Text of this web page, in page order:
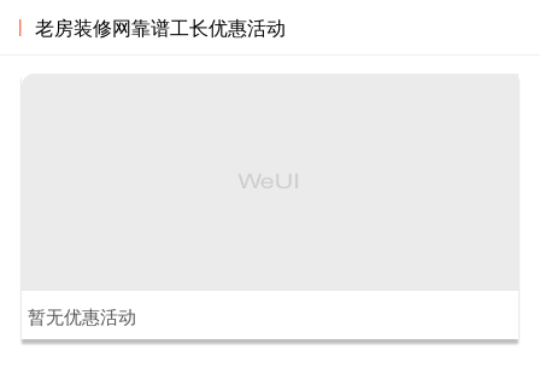
| 老房装修网靠谱工长优惠活动
暂无优惠活动